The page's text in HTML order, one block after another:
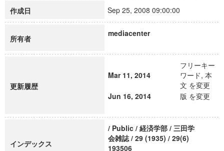
作成日 Sep 25, 2008 09:00:00
所有者
mediacenter
更新履歴
Mar 11, 2014
フリーキー
ワード, 本
文 を変更
Jun 16, 2014
版 を変更
インデックス
/ Public / 経済学部 / 三田学
会雑誌 / 29 (1935) / 29(6)
193506